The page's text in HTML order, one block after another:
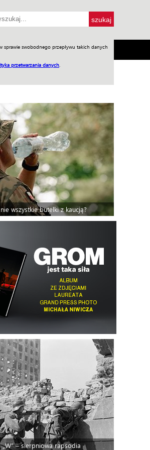
sprawie swobodnego przepływu takich danych
przetwarzania danych
Praca w WIW
wszystkie butelki z kaucją?
„W” – sierpniowa rapsodia